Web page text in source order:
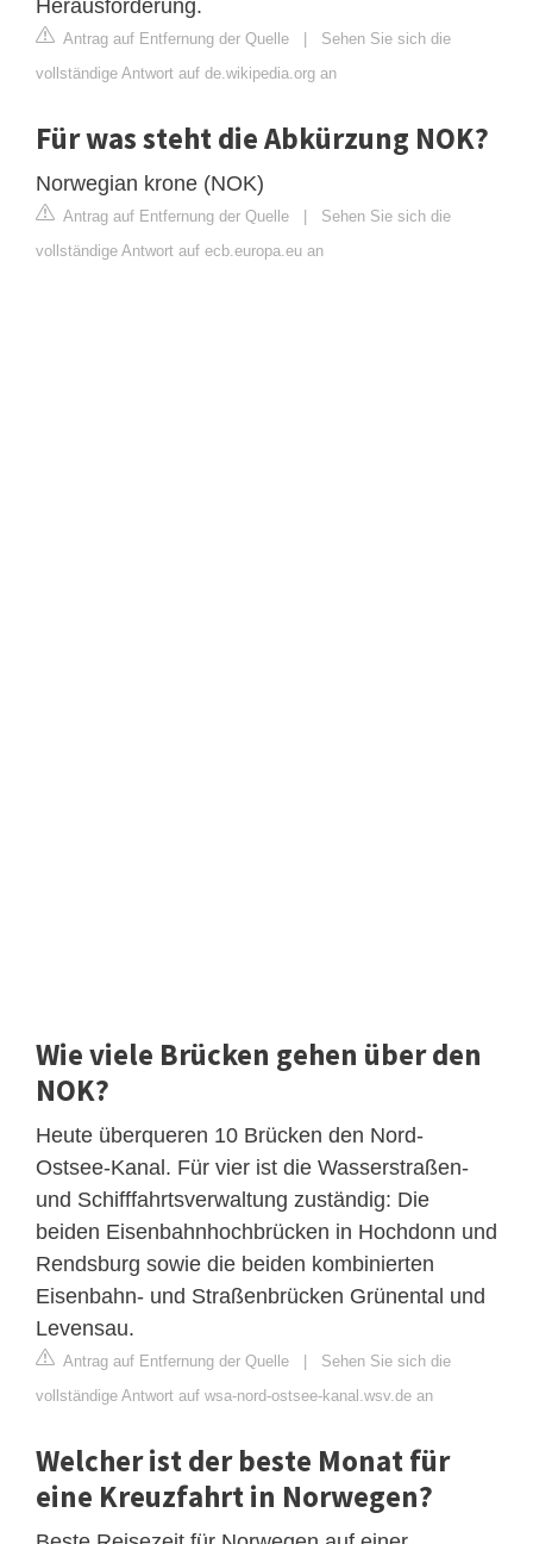
Herausforderung.
Antrag auf Entfernung der Quelle | Sehen Sie sich die
vollständige Antwort auf de.wikipedia.org an
Für was steht die Abkürzung NOK?
Norwegian krone (NOK)
Antrag auf Entfernung der Quelle | Sehen Sie sich die
vollständige Antwort auf ecb.europa.eu an
Wie viele Brücken gehen über den
NOK?
Heute überqueren 10 Brücken den Nord-
Ostsee-Kanal. Für vier ist die Wasserstraßen-
und Schifffahrtsverwaltung zuständig: Die
beiden Eisenbahnhochbrücken in Hochdonn und
Rendsburg sowie die beiden kombinierten
Eisenbahn- und Straßenbrücken Grünental und
Levensau.
Antrag auf Entfernung der Quelle | Sehen Sie sich die
vollständige Antwort auf wsa-nord-ostsee-kanal.wsv.de an
Welcher ist der beste Monat für
eine Kreuzfahrt in Norwegen?